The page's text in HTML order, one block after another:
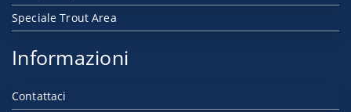
Speciale Trout Area
Informazioni
Contattaci